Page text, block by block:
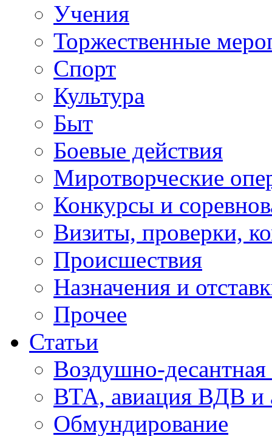
Учения
Торжественные
Спорт
Культура
Быт
Боевые действия
Миротворческие
Конкурсы и
Визиты, проверки,
Происшествия
Назначения и
Прочее
Статьи
Воздушно-десантная
ВТА, авиация ВДВ и
Обмундирование